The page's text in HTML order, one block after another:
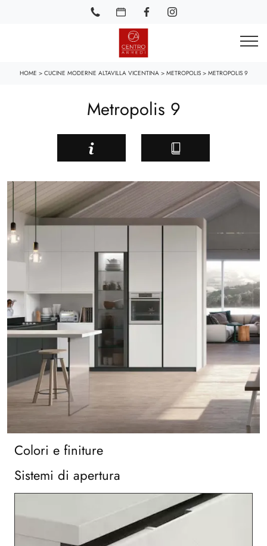
HOME > CUCINE MODERNE ALTAVILLA VICENTINA> METROPOLIS > METROPOLIS 9
Metropolis 9
Colori e finiture
Sistemi di apertura